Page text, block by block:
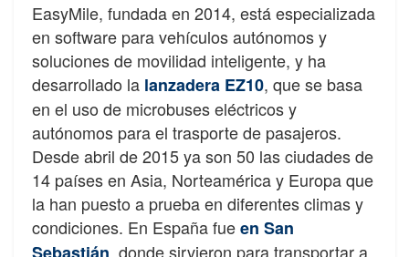
EasyMile, fundada en 2014, está especializada
en software para vehículos autónomos y
soluciones de movilidad inteligente, y ha
desarrollado la lanzadera EZ10, que se basa
en el uso de microbuses eléctricos y
autónomos para el trasporte de pasajeros.
Desde abril de 2015 ya son 50 las ciudades de
14 países en Asia, Norteamérica y Europa que
la han puesto a prueba en diferentes climas y
condiciones. En España fueen San
, donde sirvieron para transportar a